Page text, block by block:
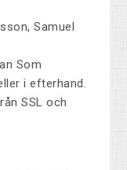
Samuel
Som
i efterhand.
SSL och